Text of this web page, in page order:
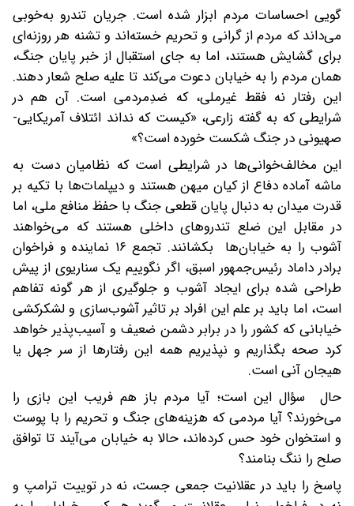
گویی احساسات مردم ابزار شده است. جریان تندرو به‌خوبی
می‌داند که مردم از گرانی و تحریم خسته‌اند و تشنه هر روزنه‌ای
برای گشایش هستند، اما به جای استقبال از خبر پایان جنگ،
همان مردم را به خیابان دعوت می‌کند تا علیه صلح شعار دهند.
این رفتار نه فقط غیرملی، که ضدِمردمی است. آن هم در
شرایطی که به گفته زارعی، «کیست که نداند ائتلاف آمریکایی-
صهیونی در جنگ شکست خورده است؟»
این مخالف‌خوانی‌ها در شرایطی است که نظامیان دست به
ماشه آماده دفاع از کیان میهن هستند و دیپلمات‌ها‌ با تکیه بر
قدرت میدان به دنبال پایان قطعی جنگ با حفظ منافع ملی، اما
در مقابل این ضلع‌ تندرو‌های داخلی هستند که می‌خواهند
آشوب را به خیابان‌ها بکشانند. تجمع ۱۶ نماینده و فراخوان
برادر داماد رئیس‌جمهور اسبق، اگر نگوییم یک سناریوی از پیش
طراحی شده برای ایجاد آشوب و جلوگیری از هر گونه تفاهم
است، اما باید بر علم این افراد بر تاثیر آشوب‌سازی و لشکرکشی
خیابانی که کشور را در برابر دشمن ضعیف و آسیب‌پذیر خواهد
کرد صحه بگذاریم و نپذیریم همه این رفتارها از سر جهل یا
هیجان آنی است.
حال سؤال این است؛ آیا مردم باز هم فریب این بازی را
می‌خورند؟ آیا مردمی که هزینه‌های جنگ و تحریم را با پوست
و استخوان خود حس کرده‌اند، حالا به خیابان می‌آیند تا توافق
صلح را ننگ بنامند؟
پاسخ را باید در عقلانیت جمعی جست، نه در توییت ترامپ و